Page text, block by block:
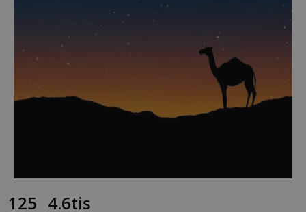
125 4.6tis